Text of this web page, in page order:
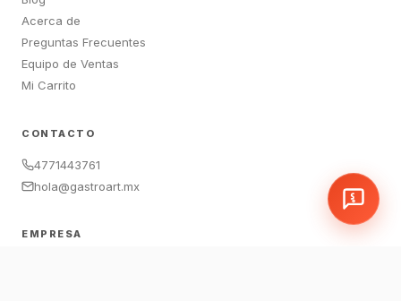
Acerca de
Preguntas Frecuentes
Equipo de Ventas
Mi Carrito
CONTACTO
4771443761
hola@gastroart.mx
EMPRESA